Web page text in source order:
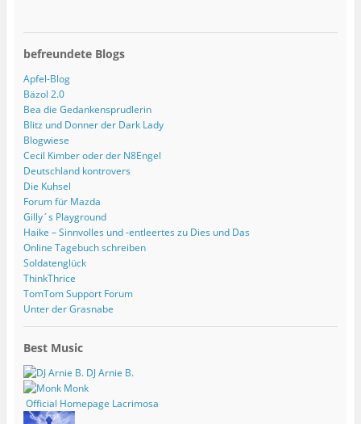
befreundete Blogs
Apfel-Blog
Bäzol 2.0
Bea die Gedankensprudlerin
Blitz und Donner der Dark Lady
Blogwiese
Cecil Kimber oder der N8Engel
Deutschland kontrovers
Die Kuhsel
Forum für Mazda
Gilly´s Playground
Haike – Sinnvolles und -entleertes zu Dies und Das
Online Tagebuch schreiben
Soldatenglück
ThinkThrice
TomTom Support Forum
Unter der Grasnabe
Best Music
DJ Arnie B.
Monk
Official Homepage Lacrimosa